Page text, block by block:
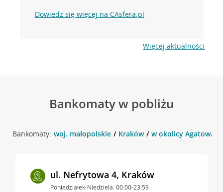
Dowiedz się więcej na CAsfera.pl
Więcej aktualności
Bankomaty w pobliżu
Bankomaty: woj. małopolskie Kraków w okolicy Agatowa 1
ul. Nefrytowa 4, Kraków
Poniedziałek-Niedziela: 00:00-23:59